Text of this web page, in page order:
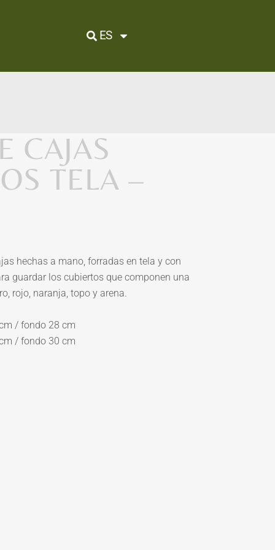
ES
CAJAS
TELA –
hechas a mano, forradas en tela y con
guardar los cubiertos que componen una
rojo, naranja, topo y arena.
/ fondo 28 cm
/ fondo 30 cm